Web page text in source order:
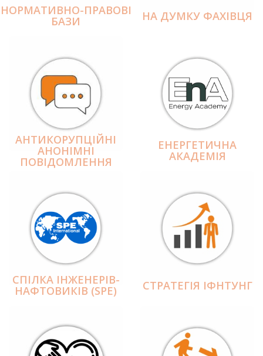
НОРМАТИВНО-ПРАВОВІ
БАЗИ НА ДУМКУ ФАХІВЦЯ
АНТИКОРУПЦІЙНІ
АНОНІМНІ
ПОВІДОМЛЕННЯ
ЕНЕРГЕТИЧНА
АКАДЕМІЯ
СПІЛКА ІНЖЕНЕРІВ-
НАФТОВИКІВ (SPE) СТРАТЕГІЯ ІФНТУНГ